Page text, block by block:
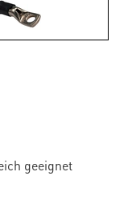
geeignet